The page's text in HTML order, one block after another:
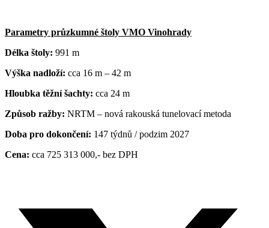
Parametry průzkumné štoly VMO Vinohrady
Délka štoly: 991 m
Výška nadloží: cca 16 m – 42 m
Hloubka těžní šachty: cca 24 m
Způsob ražby: NRTM – nová rakouská tunelovací metoda
Doba pro dokončení: 147 týdnů / podzim 2027
Cena: cca 725 313 000,- bez DPH